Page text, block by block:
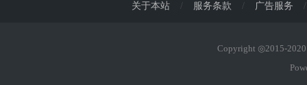
关于本站 / 服务条款 / 广告服务 /
Copyright ◎2015-